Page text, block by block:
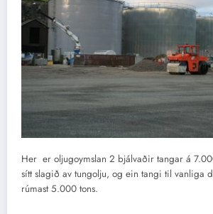
Her er oljugoymslan 2 bjálvaðir tangar á
sítt slagið av tungolju, og ein tangi til vanliga
rúmast 5.000 tons.